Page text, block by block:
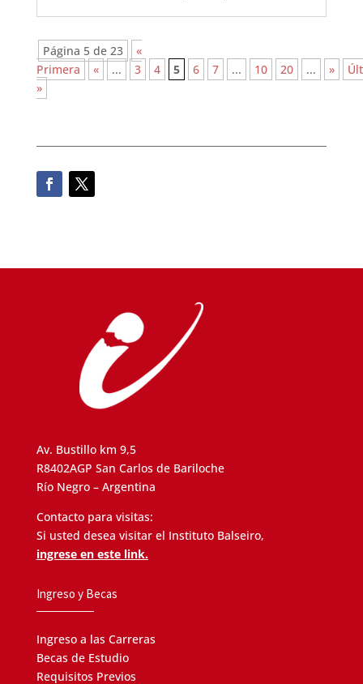
Página 5 de 23
«
Primera
« ... 3 4 5 6 7 ... 10 20 ... »
»
Av. Bustillo km 9,5
R8402AGP San Carlos de Bariloche
Río Negro – Argentina
Contacto para visitas:
Si usted desea visitar el Instituto Balseiro,
ingrese en este link.
Ingreso y Becas
Ingreso a las Carreras
Becas de Estudio
Requisitos Previos